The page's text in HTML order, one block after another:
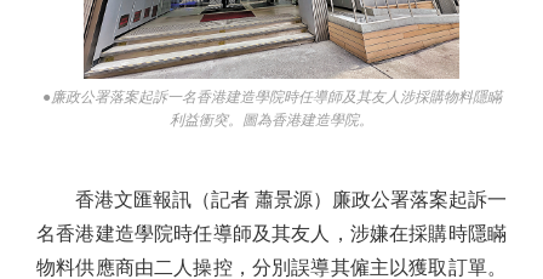
●廉政公署落案起訴一名香港建造學院時任導師及其友人涉採購物料隱瞞
利益衝突。圖為香港建造學院。
香港文匯報訊（記者 蕭景源）廉政公署落案起訴一
名香港建造學院時任導師及其友人，涉嫌在採購時隱瞞
物料供應商由二人操控，分別誤導其僱主以獲取訂單。